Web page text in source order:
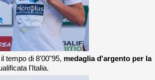
tempo di 8'00"95, medaglia d'argento per la
l'Italia.